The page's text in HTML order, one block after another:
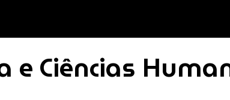
Ciências